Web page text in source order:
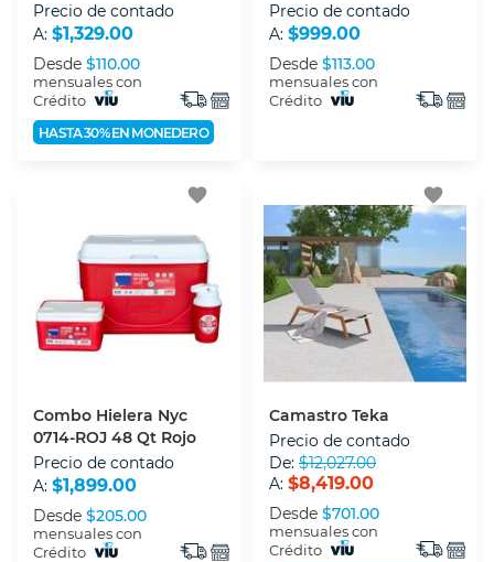
Precio de contado
A: $1,329.00
Desde $110.00
mensuales con
Crédito
HASTA 30% EN MONEDERO
Precio de contado
A: $999.00
Desde $113.00
mensuales con
Crédito
favorite
Combo Hielera Nyc
0714-ROJ 48 Qt Rojo
Precio de contado
A: $1,899.00
Desde $205.00
mensuales con
Crédito
favorite
Camastro Teka
Precio de contado
De: $12,027.00
A: $8,419.00
Desde $701.00
mensuales con
Crédito